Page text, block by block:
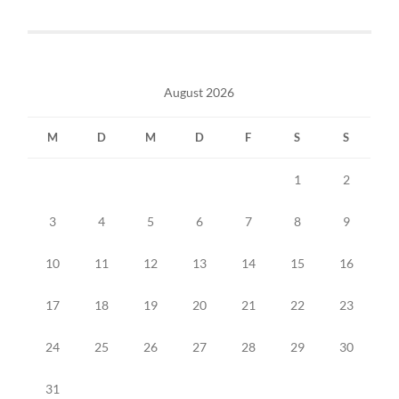
August 2026
M D M D F S S
1 2
3 4 5 6 7 8 9
10 11 12 13 14 15 16
17 18 19 20 21 22 23
24 25 26 27 28 29 30
31